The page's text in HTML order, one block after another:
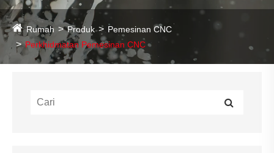
Rumah Produk
Pemesinan CNC
Perkhidmatan Pemesinan CNC